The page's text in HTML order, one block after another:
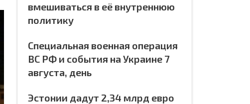
вмешиваться в её внутреннюю
политику
Специальная военная операция
ВС РФ и события на Украине 7
августа, день
Эстонии дадут 2,34 млрд евро